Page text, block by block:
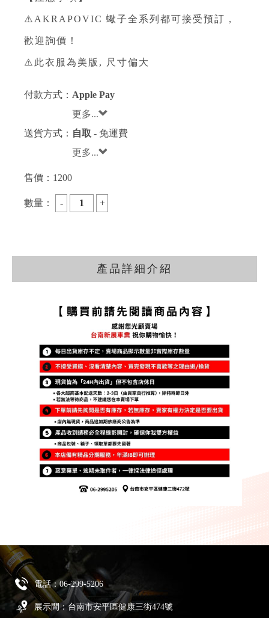
⚠️AKRAPOVIC 蠍子全系列都可接受預訂，
歡迎詢價！⁣
⚠️此衣服為美版, 尺寸偏大
付款方式： Apple Pay
更多...
送貨方式： 自取 - 免運費
更多...
售價： 1200
數量：
產品詳細介紹
電話：06-299-5206
展示間：台南市安平區健康三街474號